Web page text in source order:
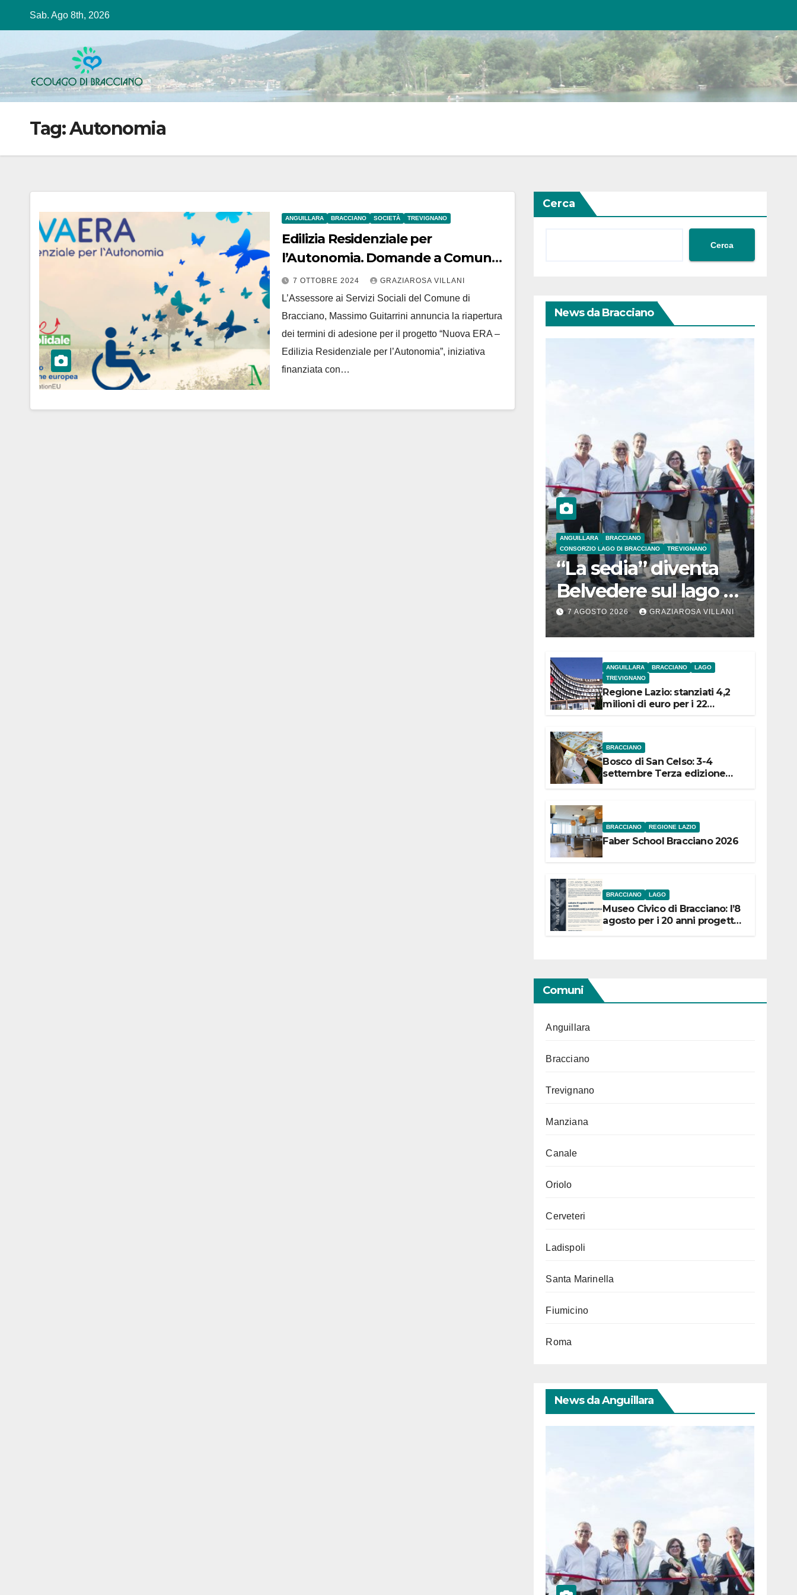
Sab. Ago 8th, 2026
Tag:Autonomia
ANGUILLARA BRACCIANO SOCIETÀ TREVIGNANO
Edilizia Residenziale per
l’Autonomia. Domande a Comune
Bracciano
7 OTTOBRE 2024 GRAZIAROSA VILLANI
L’Assessore ai Servizi Sociali del Comune di
Bracciano, Massimo Guitarrini annuncia la riapertura
dei termini di adesione per il progetto “Nuova ERA –
Edilizia Residenziale per l’Autonomia”, iniziativa
finanziata con…
Cerca
Cerca
News da Bracciano
ANGUILLARA
BRACCIANO
CONSORZIO LAGO DI BRACCIANO
TREVIGNANO
“La sedia” diventa
Belvedere sul lago di
Bracciano: ieri
l’inaugurazione
7 AGOSTO 2026 GRAZIAROSA VILLANI
ANGUILLARA BRACCIANO
LAGO
TREVIGNANO
Regione Lazio: stanziati 4,2
milioni di euro per i 22
BRACCIANO
Bosco di San Celso: 3-4
settembre Terza edizione
BRACCIANO REGIONE LAZIO
Faber School Bracciano 2026
BRACCIANO LAGO
Museo Civico di Bracciano: l’8
agosto per i 20 anni progetto
Comuni
Anguillara
Bracciano
Trevignano
Manziana
Canale
Oriolo
Cerveteri
Ladispoli
Santa Marinella
Fiumicino
Roma
News da Anguillara